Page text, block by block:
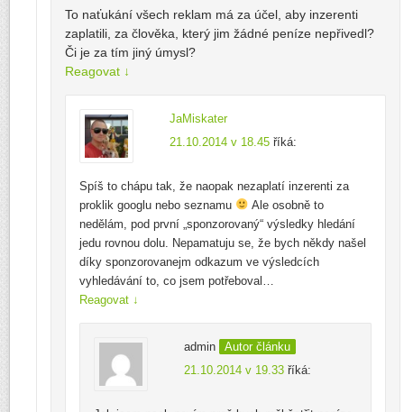
To naťukání všech reklam má za účel, aby inzerenti
zaplatili, za člověka, který jim žádné peníze nepřivedl?
Či je za tím jiný úmysl?
Reagovat ↓
JaMiskater
21.10.2014 v 18.45 říká:
Spíš to chápu tak, že naopak nezaplatí inzerenti za
proklik googlu nebo seznamu
Ale osobně to
nedělám, pod první „sponzorovaný“ výsledky hledání
jedu rovnou dolu. Nepamatuju se, že bych někdy našel
díky sponzorovanejm odkazum ve výsledcích
vyhledávání to, co jsem potřeboval…
Reagovat ↓
admin
Autor článku
21.10.2014 v 19.33 říká: